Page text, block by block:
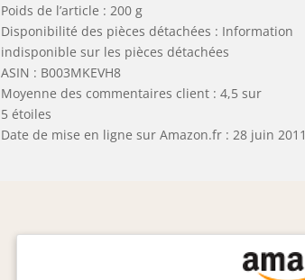
Poids de l’article : 200 g
Disponibilité des pièces détachées : Information
indisponible sur les pièces détachées
ASIN : B003MKEVH8
Moyenne des commentaires client : 4,5 sur
5 étoiles
Date de mise en ligne sur Amazon.fr : 28 juin 2011